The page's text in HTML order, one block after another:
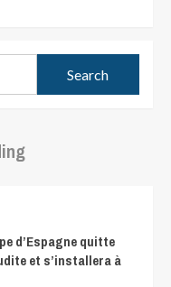
d’Espagne quitte
et s’installera à